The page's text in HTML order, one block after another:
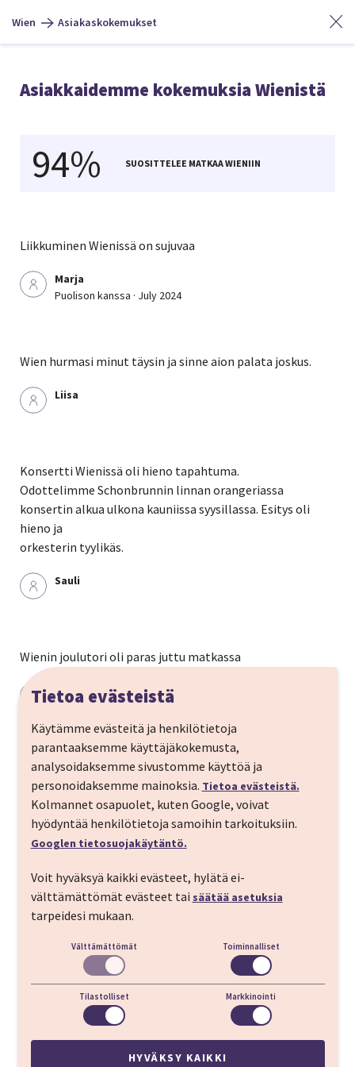
Wien Asiakaskokemukset
Asiakkaidemme kokemuksia Wienistä
Liikkuminen Wienissä on sujuvaa
Marja
Puolison kanssa · July 2024
Wien hurmasi minut täysin ja sinne aion palata joskus.
Liisa
Konsertti Wienissä oli hieno tapahtuma.
Odottelimme Schonbrunnin linnan orangeriassa
konsertin alkua ulkona kauniissa syysillassa. Esitys oli
hieno ja
orkesterin tyylikäs.
Sauli
Wienin joulutori oli paras juttu matkassa
Tiina
Ystävän kanssa · December 2023
Meidän kannalta hotellin sijainti oli loistava. Liikkuminen
Wienisssä on helppoa ja turvallista. Palvelu
pääsääntöisesti ystävällistä ja nähtävää sekä koettavaa
riitti. Taas kerran saimme hienon kokemuksen kauttanne.
Kiitos siitä.
Timo
Konsertti Schönbrunnin linnassa oli upea elämys.
Tuula
94% SUOSITTELEE MATKAA WIENIIN
Tietoa evästeistä
Käytämme evästeitä ja henkilötietoja
parantaaksemme käyttäjäkokemusta,
analysoidaksemme sivustomme käyttöä ja
personoidaksemme mainoksia. Tietoa evästeistä.
Kolmannet osapuolet, kuten Google, voivat
hyödyntää henkilötietoja samoihin tarkoituksiin.
Googlen tietosuojakäytäntö.
Voit hyväksyä kaikki evästeet, hylätä ei-
välttämättömät evästeet tai säätää asetuksia
tarpeidesi mukaan.
Välttämättömät Toiminnalliset
Tilastolliset Markkinointi
HYVÄKSY KAIKKI